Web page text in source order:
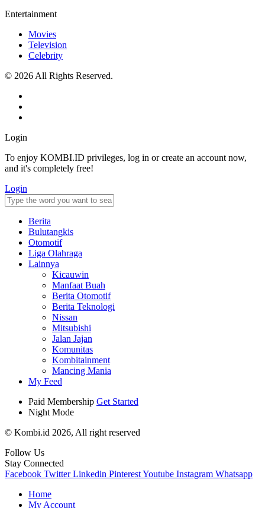
Entertainment
Movies
Television
Celebrity
© 2026 All Rights Reserved.
Login
To enjoy KOMBI.ID privileges, log in or create an account now,
and it's completely free!
Login
Berita
Bulutangkis
Otomotif
Liga Olahraga
Lainnya
Kicauwin
Manfaat Buah
Berita Otomotif
Berita Teknologi
Nissan
Mitsubishi
Jalan Jajan
Komunitas
Kombitainment
Mancing Mania
My Feed
Paid Membership Get Started
Night Mode
© Kombi.id 2026, All right reserved
Follow Us
Stay Connected
Facebook Twitter Linkedin PinterestYoutube Instagram Whatsapp
Home
My Account